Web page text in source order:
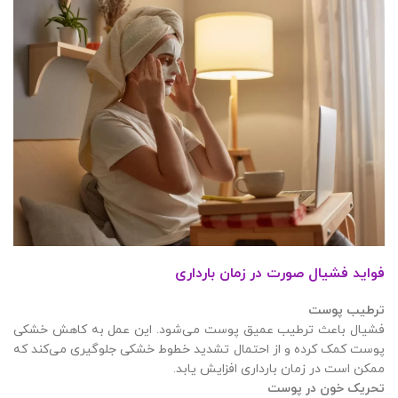
فواید فشیال صورت در زمان بارداری
ترطیب پوست
فشیال باعث ترطیب عمیق پوست می‌شود. این عمل به کاهش خشکی
پوست کمک کرده و از احتمال تشدید خطوط خشکی جلوگیری می‌کند که
ممکن است در زمان بارداری افزایش یابد.
تحریک خون در پوست